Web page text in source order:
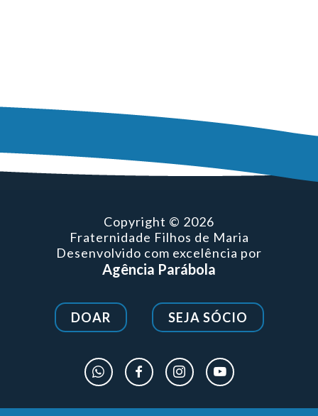
Copyright © 2026
Fraternidade Filhos de Maria
Desenvolvido com excelência por
Agência Parábola
DOAR SEJA SÓCIO